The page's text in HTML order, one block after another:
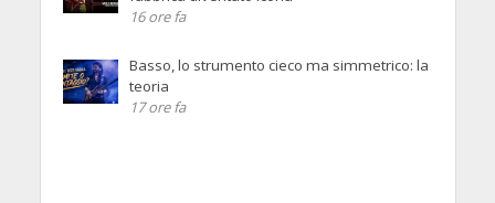
16 ore fa
Basso, lo strumento cieco ma simmetrico: la
teoria
17 ore fa